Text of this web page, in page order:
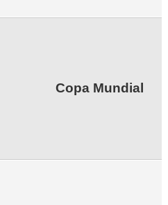
Copa Mundial